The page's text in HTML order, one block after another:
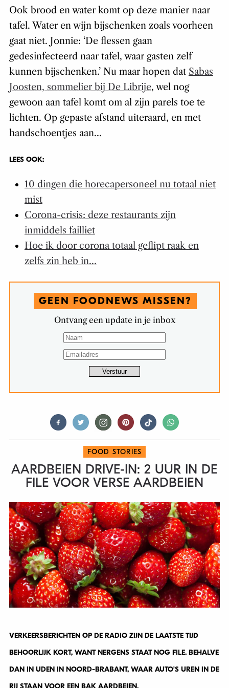
Ook brood en water komt op deze manier naar
tafel. Water en wijn bijschenken zoals voorheen
gaat niet. Jonnie: ‘De flessen gaan
gedesinfecteerd naar tafel, waar gasten zelf
kunnen bijschenken.’ Nu maar hopen dat Sabas
Joosten, sommelier bij De Librije, wel nog
gewoon aan tafel komt om al zijn parels toe te
lichten. Op gepaste afstand uiteraard, en met
handschoentjes aan…
LEES OOK:
10 dingen die horecapersoneel nu totaal niet
mist
Corona-crisis: deze restaurants zijn
inmiddels failliet
Hoe ik door corona totaal geflipt raak en
zelfs zin heb in…
GEEN FOODNEWS MISSEN?
Ontvang een update in je inbox
FOOD STORIES
AARDBEIEN DRIVE-IN: 2 UUR IN DE
FILE VOOR VERSE AARDBEIEN
VERKEERSBERICHTEN OP DE RADIO ZIJN DE LAATSTE TIJD
BEHOORLIJK KORT, WANT NERGENS STAAT NOG FILE. BEHALVE
DAN IN UDEN IN NOORD-BRABANT, WAAR AUTO’S UREN IN DE
RIJ STAAN VOOR EEN BAK AARDBEIEN.